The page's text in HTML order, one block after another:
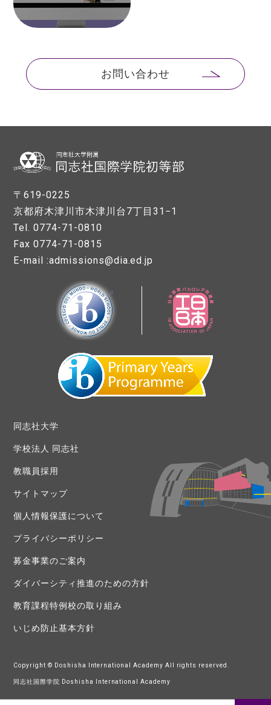
お問い合わせ
〒619-0225
京都府木津川市木津川台7丁目31−1
Tel. 0774-71-0810
Fax 0774-71-0815
E-mail :admissions@dia.ed.jp
同志社大学
学校法人 同志社
教職員採用
サイトマップ
個人情報保護について
プライバシーポリシー
募金事業のご案内
ダイバーシティ推進のための方針
教育課程特例校の取り組み
いじめ防止基本方針
Copyright © Doshisha International Academy All rights reserved.
同志社国際学院 Doshisha International Academy